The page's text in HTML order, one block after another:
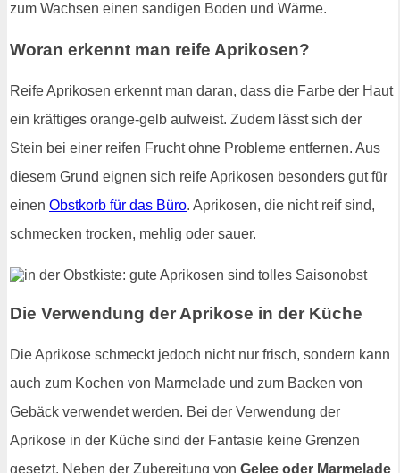
zum Wachsen einen sandigen Boden und Wärme.
Woran erkennt man reife Aprikosen?
Reife Aprikosen erkennt man daran, dass die Farbe der Haut
ein kräftiges orange-gelb aufweist. Zudem lässt sich der
Stein bei einer reifen Frucht ohne Probleme entfernen. Aus
diesem Grund eignen sich reife Aprikosen besonders gut für
einen Obstkorb für das Büro. Aprikosen, die nicht reif sind,
schmecken trocken, mehlig oder sauer.
Die Verwendung der Aprikose in der Küche
Die Aprikose schmeckt jedoch nicht nur frisch, sondern kann
auch zum Kochen von Marmelade und zum Backen von
Gebäck verwendet werden. Bei der Verwendung der
Aprikose in der Küche sind der Fantasie keine Grenzen
gesetzt. Neben der Zubereitung von Gelee oder Marmelade